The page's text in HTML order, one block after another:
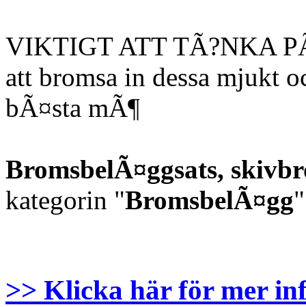
VIKTIGT ATT TÃ?NKA
att bromsa in dessa mjukt
bÃ¤sta mÃ¶
BromsbelÃ¤ggsats,
kategorin "BromsbelÃ¤gg
>> Klicka här för mer